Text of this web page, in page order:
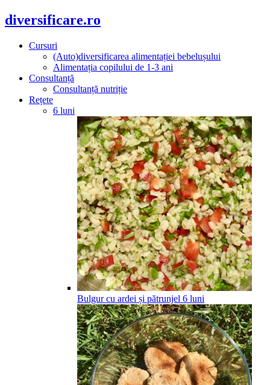
diversificare.ro
Cursuri
(Auto)diversificarea alimentației bebelușului
Alimentația copilului de 1-3 ani
Consultanță
Consultanță nutriție
Rețete
6 luni
Bulgur cu ardei și pătrunjel 6 luni